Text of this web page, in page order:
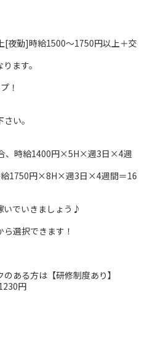
[夜勤]時給1500～1750円以上＋交
ます。
！
い。
、時給1400円×5H×週3日×4週
給1750円×8H×週3日×4週間＝16
でいきましょう♪
選択できます！
ある方は【研修制度あり】
円